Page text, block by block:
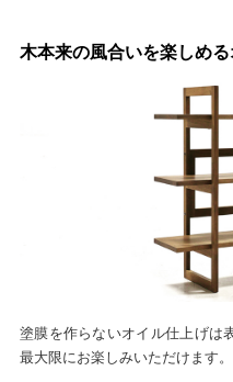
木本来の風合いを楽しめ
塗膜を作らないオイル仕上げは
最大限にお楽しみいただけます。